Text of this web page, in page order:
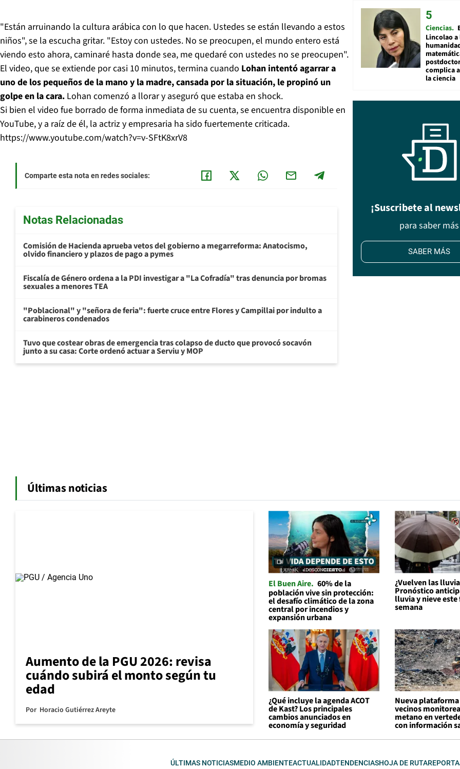
"Están arruinando la cultura arábica con lo que hacen. Ustedes se están llevando a estos
niños", se la escucha gritar. "Estoy con ustedes. No se preocupen, el mundo entero está
viendo esto ahora, caminaré hasta donde sea, me quedaré con ustedes no se preocupen".
El video, que se extiende por casi 10 minutos, termina cuando Lohan intentó agarrar a
uno de los pequeños de la mano y la madre, cansada por la situación, le propinó un
golpe en la cara. Lohan comenzó a llorar y aseguró que estaba en shock.
Si bien el video fue borrado de forma inmediata de su cuenta, se encuentra disponible en
YouTube, y a raíz de él, la actriz y empresaria ha sido fuertemente criticada.
https://www.youtube.com/watch?v=v-SFtK8xrV8
Comparte esta nota en redes sociales:
Notas Relacionadas
Comisión de Hacienda aprueba vetos del gobierno a megarreforma: Anatocismo,
olvido financiero y plazos de pago a pymes
Fiscalía de Género ordena a la PDI investigar a "La Cofradía" tras denuncia por bromas
sexuales a menores TEA
"Poblacional" y "señora de feria": fuerte cruce entre Flores y Campillai por indulto a
carabineros condenados
Tuvo que costear obras de emergencia tras colapso de ducto que provocó socavón
junto a su casa: Corte ordenó actuar a Serviu y MOP
Ciencias
Lincolao a
complica
la ciencia
¡Suscribete al
para saber más
SABER MÁS
Últimas noticias
Aumento de la PGU 2026: revisa
cuándo subirá el monto según tu
edad
Por Horacio Gutiérrez Areyte
El Buen Aire 60% de la
población vive sin protección:
el desafío climático de la zona
central por incendios y
expansión urbana
¿Vuelven las
Pronóstico
lluvia y nieve este
semana
¿Qué incluye la agenda ACOT
de Kast? Los principales
cambios anunciados en
economía y seguridad
Nueva
vecinos
metano en
con información
ÚLTIMAS NOTICIASMEDIO AMBIENTEACTUALIDADTENDENCIASHOJA DE RUTA